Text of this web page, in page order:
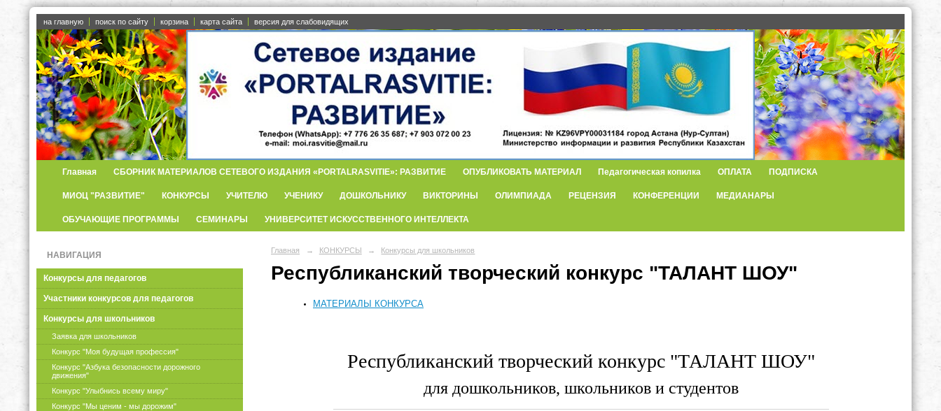
на главную поиск по сайту корзина карта сайта версия для слабовидящих
Главная СБОРНИК МАТЕРИАЛОВ СЕТЕВОГО ИЗДАНИЯ «PORTALRASVITIE»: РАЗВИТИЕ ОПУБЛИКОВАТЬ МАТЕРИАЛ Педагогическая копилка ОПЛАТА ПОДПИСКА
МИОЦ "РАЗВИТИЕ" КОНКУРСЫ УЧИТЕЛЮ УЧЕНИКУ ДОШКОЛЬНИКУ ВИКТОРИНЫ ОЛИМПИАДА РЕЦЕНЗИЯ КОНФЕРЕНЦИИ МЕДИАНАРЫ
ОБУЧАЮЩИЕ ПРОГРАММЫ СЕМИНАРЫ УНИВЕРСИТЕТ ИСКУССТВЕННОГО ИНТЕЛЛЕКТА
НАВИГАЦИЯ
Конкурсы для педагогов
Участники конкурсов для педагогов
Конкурсы для школьников
Заявка для школьников
Конкурс "Моя будущая профессия"
Конкурс "Азбука безопасности дорожного
движения"
Конкурс "Улыбнись всему миру"
Конкурс "Мы ценим - мы дорожим"
Главная → КОНКУРСЫ → Конкурсы для школьников
Республиканский творческий конкурс "ТАЛАНТ ШОУ"
МАТЕРИАЛЫ КОНКУРСА
Республиканский творческий конкурс "ТАЛАНТ ШОУ"
для дошкольников, школьников и студентов